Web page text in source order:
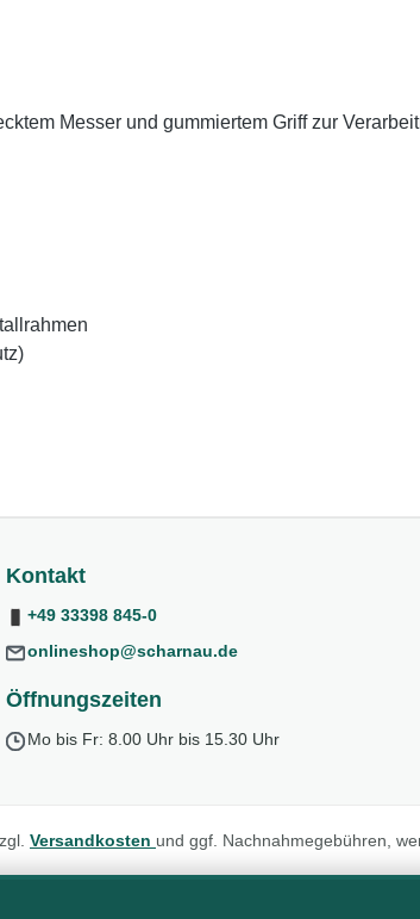
Messer und gummiertem Griff zur
Kontakt
+49 33398 845-0
onlineshop@scharnau.de
Öffnungszeiten
Mo bis Fr: 8.00 Uhr bis 15.30 Uhr
Versandkosten und ggf. Nachnahmegebühren,